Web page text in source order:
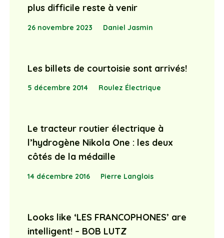
plus difficile reste à venir
26 novembre 2023 Daniel Jasmin
Les billets de courtoisie sont arrivés!
5 décembre 2014 Roulez Électrique
Le tracteur routier électrique à
l’hydrogène Nikola One : les deux
côtés de la médaille
14 décembre 2016 Pierre Langlois
Looks like ‘LES FRANCOPHONES’ are
intelligent! – BOB LUTZ